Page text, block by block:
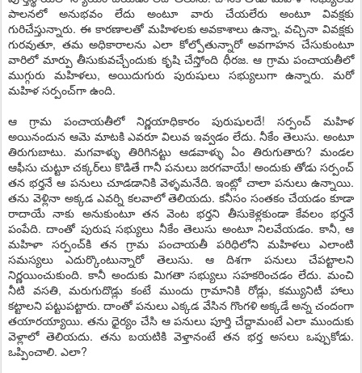
పాలనలో అనుభవం లేదు అంటూ వారు చేయలేరు అంటూ వివక్షకు
గురిచేస్తున్నారు. ఈ కారణాలతో మహిళలకు అవకాశాలు ఉన్నా, వచ్చినా వివక్షకు
గురవుతూ, తమ అధికారాలను ఎలా కోల్పోతున్నారో అవగాహన చేసుకుంటూ
వారిలో మార్పు తీసుకువచ్చేందుకు కృషి చేస్తోంది ధీరజ. ఆ గ్రామ పంచాయతీలో
ముగ్గురు మహిళలు, అయిదుగురు పురుషులు సభ్యులుగా ఉన్నారు. మరో
మహిళ సర్పంచ్‌గా ఉంది.
ఆ గ్రామ పంచాయతీలో నిర్ణయాధికారం పురుషులదే! సర్పంచ్‌ మహిళ
అయినందున ఆమె మాటకి ఎవరూ విలువ ఇవ్వడం లేదు. నీకేం తెలుసు. అంటూ
తిరుగుబాటు. మగవాళ్ళు తిరిగినట్టు ఆడవాళ్ళు ఏం తిరుగుతారు? మండల
ఆఫీసు చుట్టూ చక్కర్‌లు కొడితే గానీ పనులు జరగవాయే! అందుకు తోడు సర్పంచ్‌
తన భర్తనే ఆ పనులు చూడడానికి వెళ్ళమనేది. ఇంట్లో చాలా పనులు ఉన్నాయి.
తను వెళ్లినా అక్కడ ఎవర్ని కలవాలో తెలియదు. కనీసం సంతకం చేయడం కూడా
రాదాయే నాకు అనుకుంటూ తన వెంట భర్తని తీసుకెళ్లకుండా కేవలం భర్తనే
పంపేది. దాంతో పురుష సభ్యులు నీకేం తెలుసు అంటూ నిలవేయడం. కానీ, ఆ
మహిళా సర్పంచ్‌కి తన గ్రామ పంచాయతీ పరిధిలోని మహిళలు ఎలాంటి
సమస్యలు ఎదుర్కొంటున్నారో తెలుసు. ఆ దిశగా పనులు చేపట్టాలని
నిర్ణయించుకుంది. కానీ అందుకు మిగతా సభ్యులు సహకరించడం లేదు. మంచి
నీటి వసతి, మరుగుదొడ్లు కంటే ముందు గ్రామానికి రోడ్లు, కమ్యునిటీ హాలు
కట్టాలని పట్టుపట్టారు. దాంతో పనులు ఎక్కడ వేసిన గొంగళి అక్కడే అన్న చందంగా
తయారయ్యాయి. తను ధైర్యం చేసి ఆ పనులు పూర్తి చేద్దామంటే ఎలా ముందుకు
వెళ్లాలో తెలియదు. తను బయటికి వెళ్తానంటే తన భర్త అసలు ఒప్పుకోడు.
ఒప్పించాలి. ఎలా?